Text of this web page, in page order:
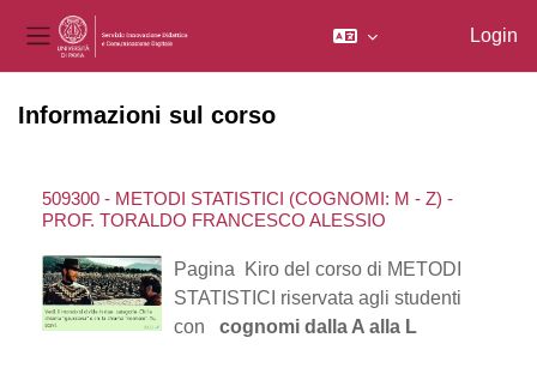
Pannello laterale
Login
Informazioni sul corso
509300 - METODI STATISTICI (COGNOMI: M - Z) -
PROF. TORALDO FRANCESCO ALESSIO
Pagina Kiro del corso di METODI
STATISTICI riservata agli studenti
con cognomi dalla A alla L